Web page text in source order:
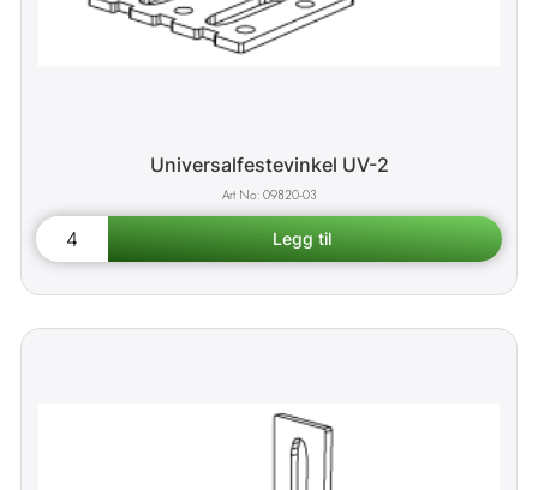
Universalfestevinkel UV-2
09820-03